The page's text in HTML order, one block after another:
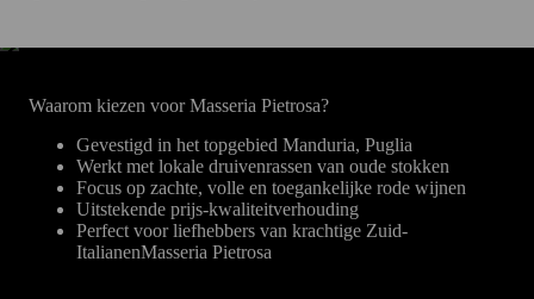
Waarom kiezen voor Masseria Pietrosa?
Gevestigd in het topgebied Manduria, Puglia
Werkt met lokale druivenrassen van oude stokken
Focus op zachte, volle en toegankelijke rode wijnen
Uitstekende prijs-kwaliteitverhouding
Perfect voor liefhebbers van krachtige Zuid-
ItalianenMasseria Pietrosa